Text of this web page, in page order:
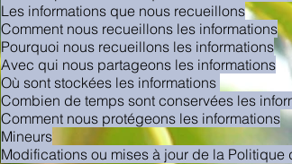
Les informations que nous recueillons
Comment nous recueillons les informations
Pourquoi nous recueillons les informations
Avec qui nous partageons les informations
Où sont stockées les informations
Combien de temps sont conservées les
Comment nous protégeons les informations
Mineurs
Modifications ou mises à jour de la Politique